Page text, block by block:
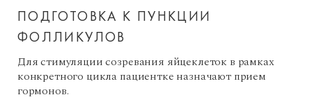
ПОДГОТОВКА К ПУНКЦИИ
ФОЛЛИКУЛОВ
Для стимуляции созревания яйцеклеток в рамках
конкретного цикла пациентке назначают прием
гормонов.